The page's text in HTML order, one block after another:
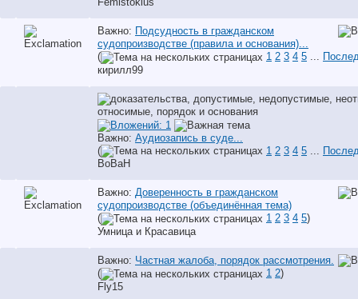
Важно: Подсудность в гражданском
судопроизводстве (правила и основания)...
(
1 2 3 4 5 ...
кирилл99
Важно: Аудиозапись в суде...
(
1 2 3 4 5
BoBaH
Важно: Доверенность в гражданском
судопроизводстве (объединённая тема)
(
1 2 3 4 5)
Умница и Красавица
Важно: Частная жалоба, порядок рассмотрения.
(
1 2)
Fly15